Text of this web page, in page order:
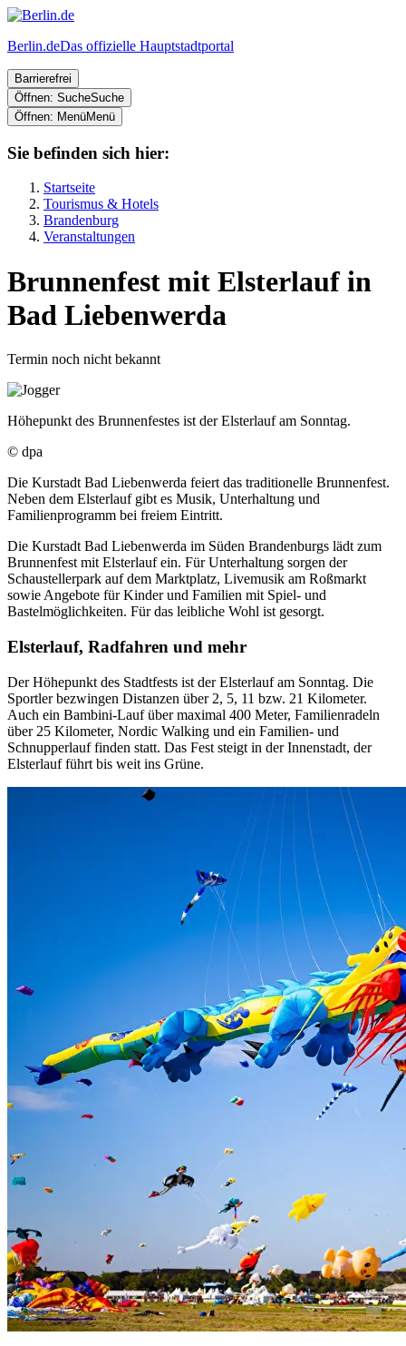
Berlin.deDas offizielle Hauptstadtportal
Barrierefrei
Öffnen: SucheSuche
Öffnen: MenüMenü
Sie befinden sich hier:
Startseite
Tourismus & Hotels
Brandenburg
Veranstaltungen
Brunnenfest mit Elsterlauf in
Bad Liebenwerda
Termin noch nicht bekannt
Höhepunkt des Brunnenfestes ist der Elsterlauf am Sonntag.
© dpa
Die Kurstadt Bad Liebenwerda feiert das traditionelle Brunnenfest.
Neben dem Elsterlauf gibt es Musik, Unterhaltung und
Familienprogramm bei freiem Eintritt.
Die Kurstadt Bad Liebenwerda im Süden Brandenburgs lädt zum
Brunnenfest mit Elsterlauf ein. Für Unterhaltung sorgen der
Schaustellerpark auf dem Marktplatz, Livemusik am Roßmarkt
sowie Angebote für Kinder und Familien mit Spiel- und
Bastelmöglichkeiten. Für das leibliche Wohl ist gesorgt.
Elsterlauf, Radfahren und mehr
Der Höhepunkt des Stadtfests ist der Elsterlauf am Sonntag. Die
Sportler bezwingen Distanzen über 2, 5, 11 bzw. 21 Kilometer.
Auch ein Bambini-Lauf über maximal 400 Meter, Familienradeln
über 25 Kilometer, Nordic Walking und ein Familien- und
Schnupperlauf finden statt. Das Fest steigt in der Innenstadt, der
Elsterlauf führt bis weit ins Grüne.